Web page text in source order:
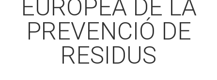
EUROPEA DE LA
PREVENCIÓ DE
RESIDUS
CASES DE COLÒNIES
ACCIÓ SOCIAL I JOVES
CASES DE COLÒNIES
ACCIÓ SOCIAL I JOVES